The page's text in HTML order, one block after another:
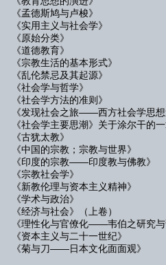
《孟德斯鸠与卢梭》
《实用主义与社会学》
《原始分类》
《道德教育》
《宗教生活的基本形式》
《乱伦禁忌及其起源》
《社会学与哲学》
《社会学方法的准则》
《发现社会之旅——西方社会学思
《社会学主要思潮》关于涂尔干的
《古犹太教》
《中国的宗教；宗教与世界》
《印度的宗教——印度教与佛教》
《宗教社会学》
《新教伦理与资本主义精神》
《学术与政治》
《经济与社会》（上卷）
《理性化与官僚化——韦伯之研究
《资本主义与二十一世纪》
《菊与刀——日本文化面面观》